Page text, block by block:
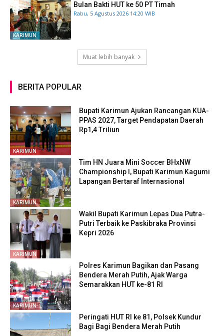
KARIMUN
Bulan Bakti HUT ke 50 PT Timah
Rabu, 5 Agustus 2026 14:20 WIB
Muat lebih banyak
BERITA POPULAR
KARIMUN
Bupati Karimun Ajukan Rancangan KUA-
PPAS 2027, Target Pendapatan Daerah
Rp1,4 Triliun
KARIMUN
Tim HN Juara Mini Soccer BHxNW
Championship I, Bupati Karimun Kagumi
Lapangan Bertaraf Internasional
KARIMUN
Wakil Bupati Karimun Lepas Dua Putra-
Putri Terbaik ke Paskibraka Provinsi
Kepri 2026
KARIMUN
Polres Karimun Bagikan dan Pasang
Bendera Merah Putih, Ajak Warga
Semarakkan HUT ke-81 RI
Peringati HUT RI ke 81, Polsek Kundur
Bagi Bagi Bendera Merah Putih